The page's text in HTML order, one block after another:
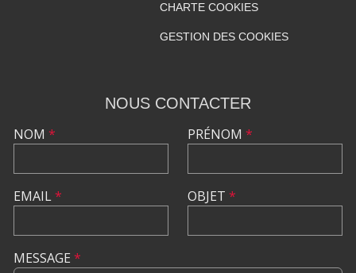
CHARTE COOKIES
GESTION DES COOKIES
NOUS CONTACTER
NOM *
EMAIL*
PRÉNOM *
OBJET *
MESSAGE *